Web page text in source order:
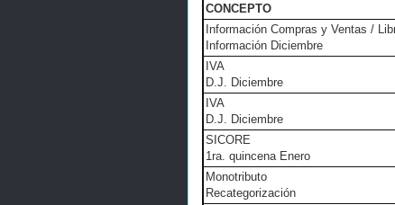
CONCEPTO
Información Compras y Ventas /
Información Diciembre
IVA
D.J. Diciembre
IVA
D.J. Diciembre
SICORE
1ra. quincena Enero
Monotributo
Recategorización